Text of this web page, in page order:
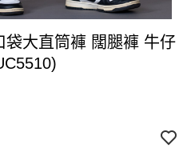
袋大直筒褲 闊腿褲 牛仔